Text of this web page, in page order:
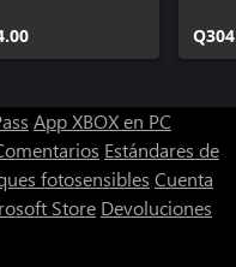
App XBOX en PC
Estándares de
fotosensibles Cuenta
Store Devoluciones